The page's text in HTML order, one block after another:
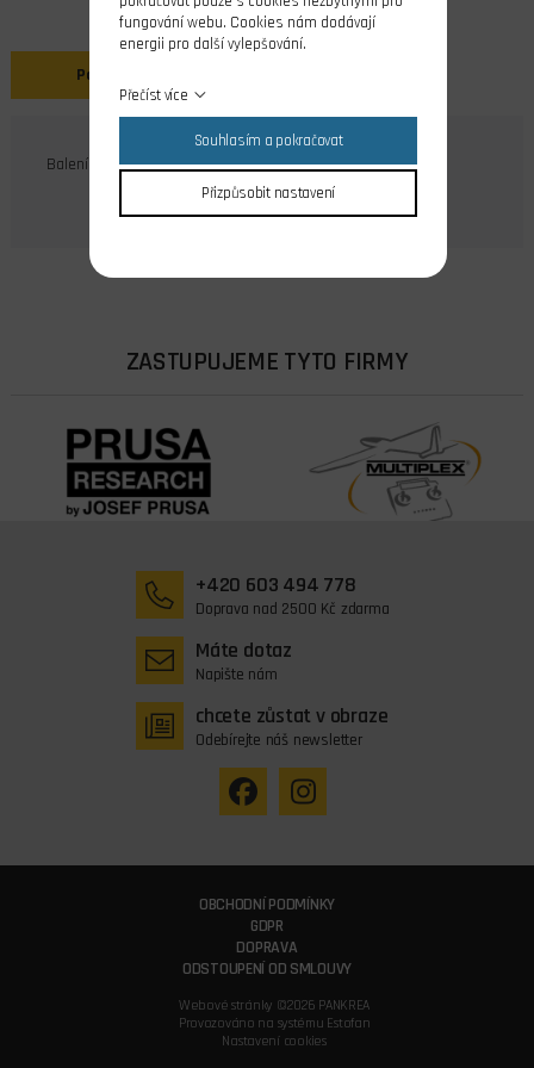
Popis
Balení 10ks
ZASTUPUJEME TYTO FIRMY
+420 603 494 778
Doprava nad 2500 Kč zdarma
Máte dotaz
Napište nám
chcete zůstat v obraze
Odebírejte náš newsletter
OBCHODNÍ PODMÍNKY
GDPR
DOPRAVA
ODSTOUPENÍ OD SMLOUVY
Webové stránky ©2026 PANKREA
Provozováno na systému Estofan
Nastavení cookies
fungování webu. Cookies nám dodávají
energii pro další vylepšování.
Přečíst více
Souhlasím a pokračovat
Přizpůsobit nastavení